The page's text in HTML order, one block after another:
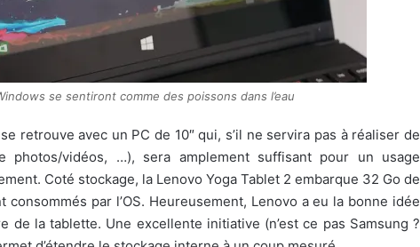
se sentiront comme des poissons dans l’eau
retrouve avec un PC de 10″ qui, s’il ne servira pas à réaliser de
photos/vidéos, …), sera amplement suffisant pour un usage
Coté stockage, la Lenovo Yoga Tablet 2 embarque 32 Go de
consommés par l’OS. Heureusement, Lenovo a eu la bonne idée
de la tablette. Une excellente initiative (n’est ce pas Samsung ?